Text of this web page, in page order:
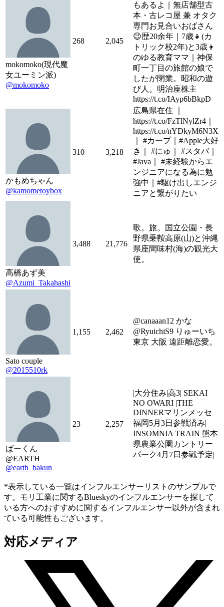
mokomoko(現代魔
女ユーミン派)
@mokomoko
268 2,045
もあるよ｜無店舗型古
本・古レコ屋 兼 オタク
専門お見合いおばさん
😉歴20余年｜7歳👧(カ
トリック校2年)と3歳👦
のゆる教育ママ｜神保
町一丁目の旅館の娘で
したが閉業。昭和の遊
び人。明治座株主
https://t.co/IAyp6bBkpD
かもめちゃん
@kamometoybox
310 3,218
広島県在住 ｜
https://t.co/FzTlNylZr4｜
https://t.co/nYDkyM6N3X
｜ #カープ｜#Apple大好
き｜ #にゅ｜ #スタバ｜
#Java｜ #未経験からエ
ンジニアになる為に勉
強中｜#駆け出しエンジ
ニアと繋がりたい
高橋あず美
@Azumi_Takahashi
3,488 21,776
歌。旅。国立公園・長
野県乗鞍高原(山)と沖縄
県座間味村(海)の観光大
使。
Sato couple
@2015510rk
1,155 2,462
@canaaan12 かな
@RyuichiS9 りゅーいち
東京 大阪 遠距離恋愛。
ばーくん
@EARTH
@earth_bakun
23 2,257
|大分住み|高3| SEKAI
NO OWARI |THE
DINNERマリンメッセ
福岡5月3日参戦済み|
INSOMNIA TRAIN 熊本
県農業公園カントリー
パーク4月7日参戦予定|
*表示している一覧はインフルエンサーリストのサンプルで
す。モリ工業に関するBlueskyのインフルエンサーを探して
いる方へのおすすめに関するインフルエンサー以外が含まれ
ている可能性もございます。
対応メディア